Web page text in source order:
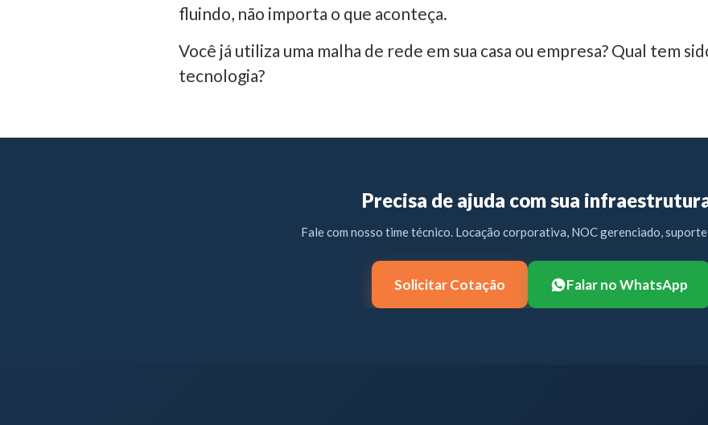
fluindo, não importa o que aconteça.
Você já utiliza uma malha de rede em sua casa ou empresa? Qual tem
tecnologia?
Precisa de ajuda com sua
Fale com nosso time técnico. Locação corporativa, NOC gerenciado,
Solicitar Cotação Falar no WhatsApp